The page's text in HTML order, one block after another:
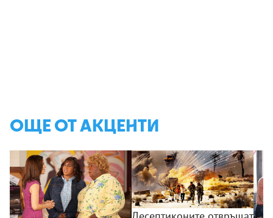
ОЩЕ ОТ АКЦЕНТИ